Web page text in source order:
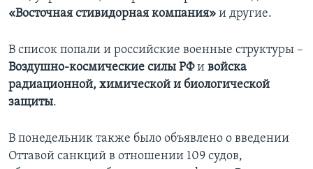
«Восточная стивидорная компания» и другие.
В список попали и российские военные структуры –
Воздушно-космические силы РФи войска
радиационной, химической и биологической
защиты.
В понедельник также было объявлено о введении
Оттавой санкций в отношении 109 судов,